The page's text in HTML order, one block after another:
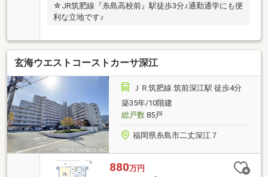
☆JR筑肥線『糸島高校前』駅徒歩3分♪通勤通学にも便
利な立地です♪
玄海ウエストコーストカーサ深江
ＪＲ筑肥線 筑前深江駅 徒歩4分
築35年/10階建
総戸数85戸
福岡県糸島市二丈深江７
880万円